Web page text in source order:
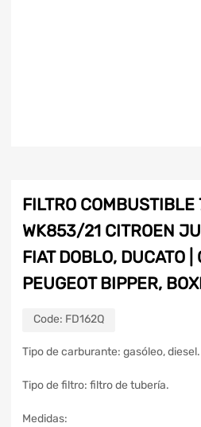
FILTRO
WK853/21 CITROEN
FIAT DOBLO, DUCATO |
PEUGEOT BIPPER,
Code: FD162Q
Tipo de carburante: gasóleo, diesel.
Tipo de filtro: filtro de tubería.
Medidas: